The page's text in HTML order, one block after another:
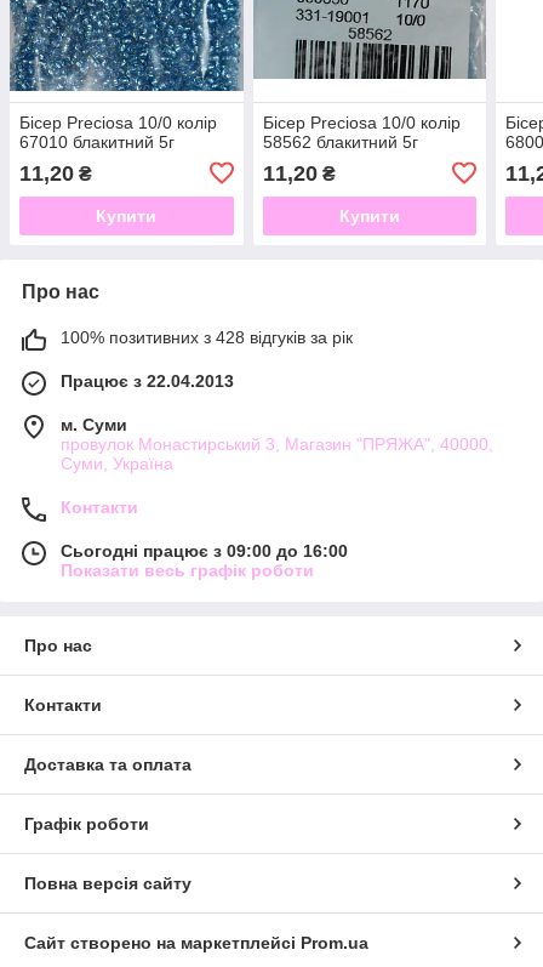
Бісер Preciosa 10/0 колір
67010 блакитний 5г
11,20 ₴
Купити
Бісер Preciosa 10/0 колір
58562 блакитний 5г
11,20₴
Купити
Про нас
100% позитивних з 428 відгуків за рік
Працює з 22.04.2013
м. Суми
провулок Монастирський 3, Магазин "ПРЯЖА", 40000,
Суми, Україна
Контакти
Сьогодні працює з 09:00 до 16:00
Показати весь графік роботи
Про нас
Контакти
Доставка та оплата
Графік роботи
Повна версія сайту
Сайт створено на маркетплейсі Prom.ua